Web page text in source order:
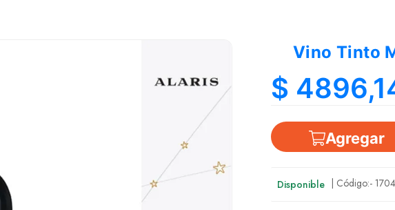
Vino Tinto
$
Agregar
Disponible | Código:-